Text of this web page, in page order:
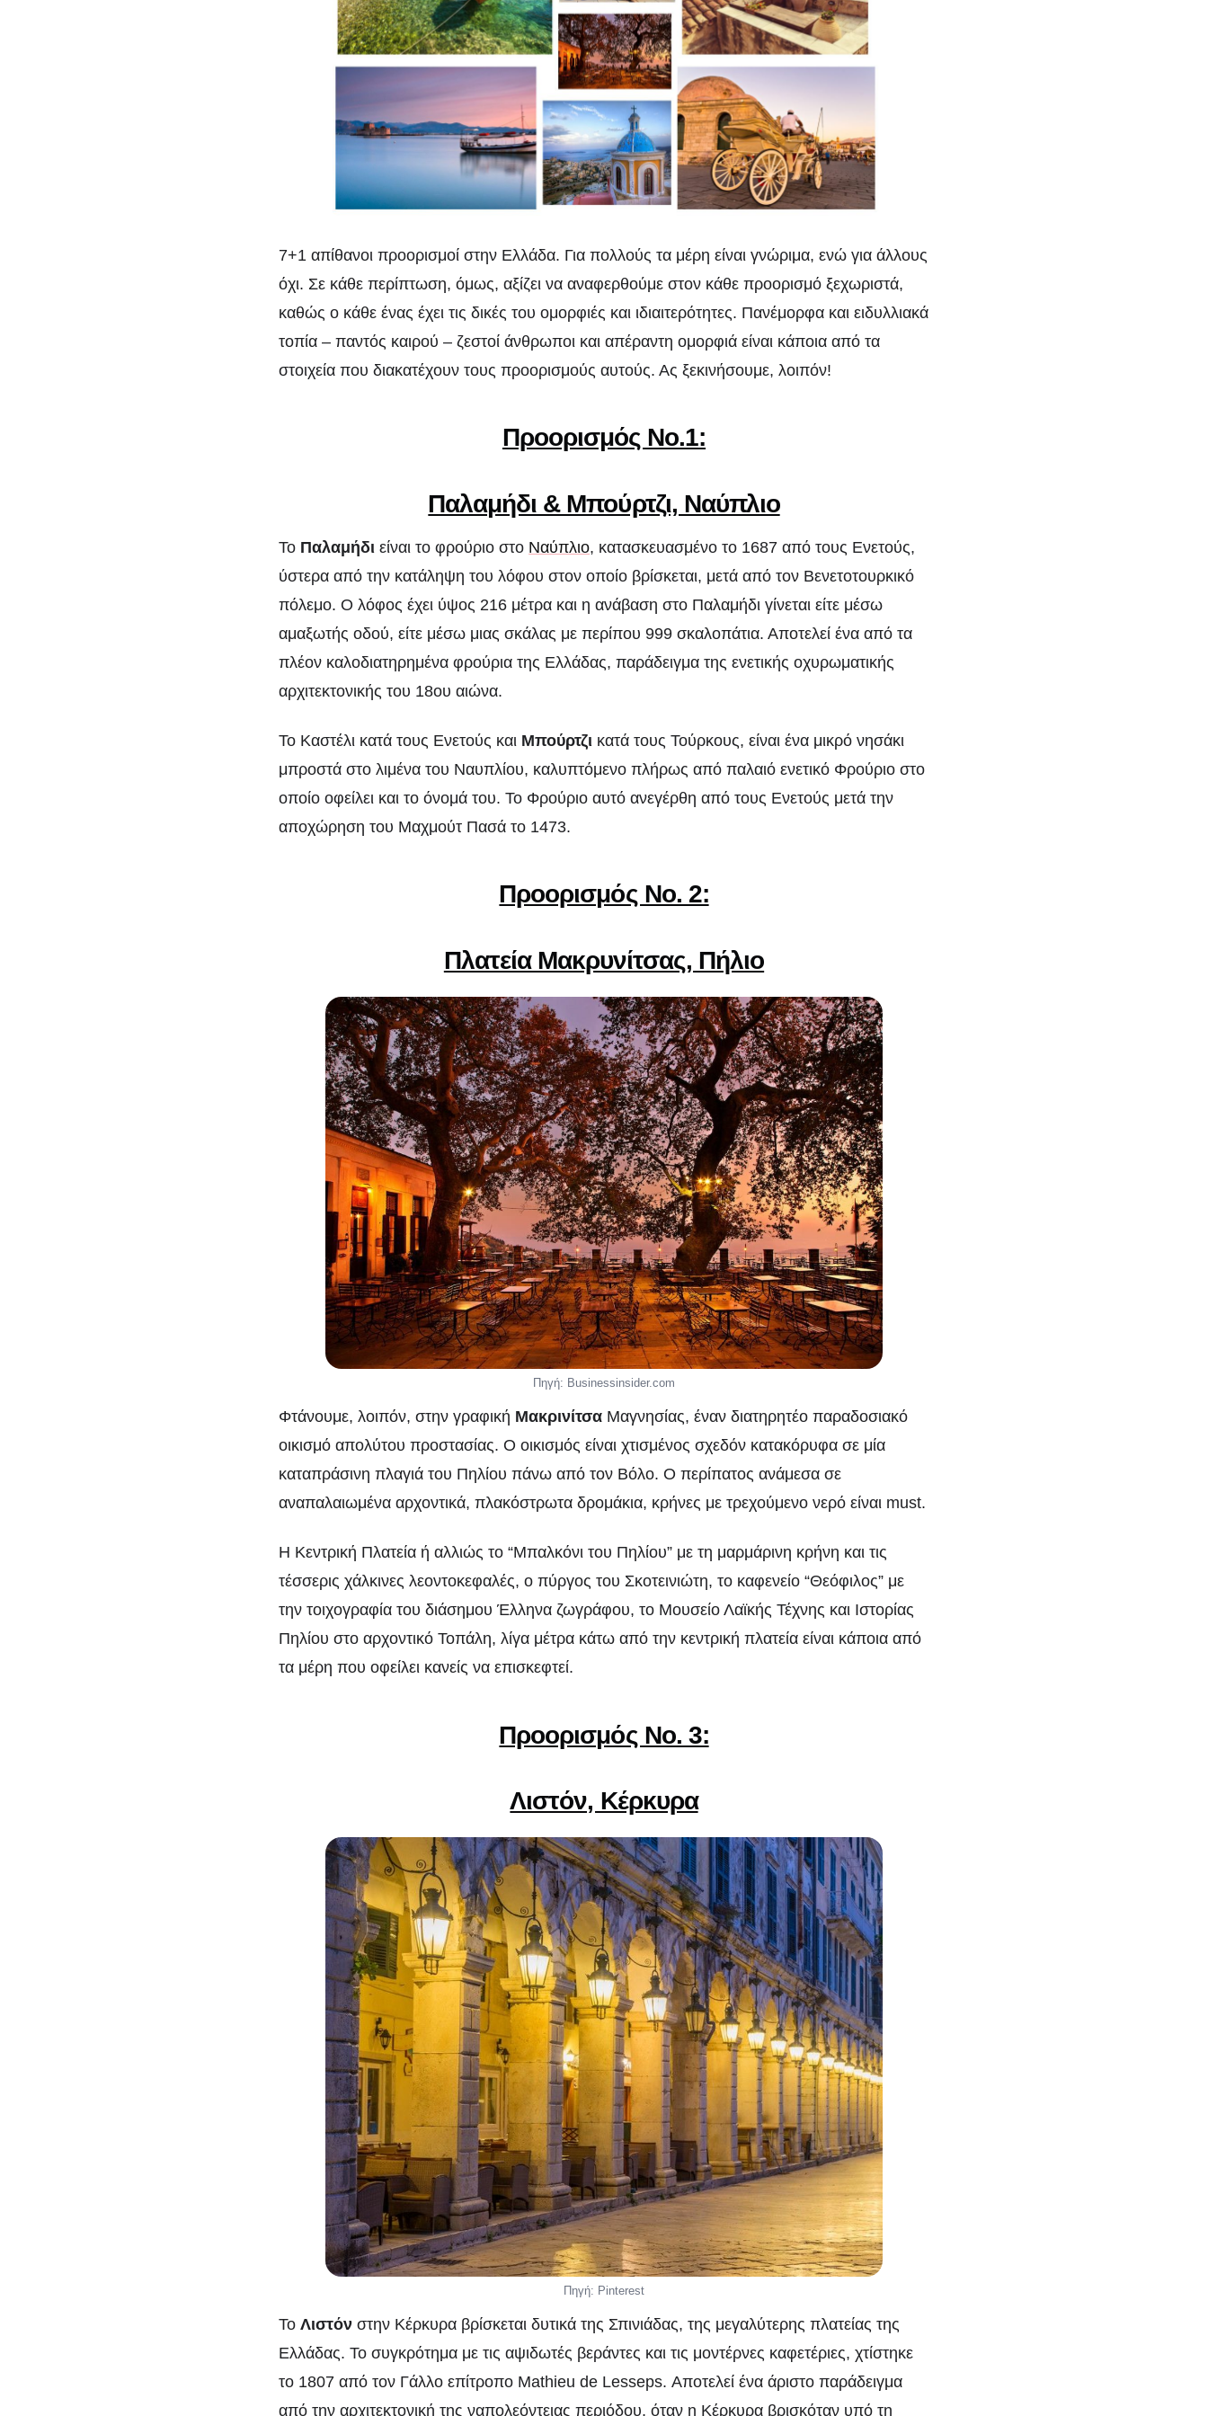
στην Ελλάδα
7+1 απίθανοι προορισμοί στην Ελλάδα. Για πολλούς τα μέρη είναι γνώριμα, ενώ για άλλους
όχι. Σε κάθε περίπτωση, όμως, αξίζει να αναφερθούμε στον κάθε προορισμό ξεχωριστά,
καθώς ο κάθε ένας έχει τις δικές του ομορφιές και ιδιαιτερότητες. Πανέμορφα και ειδυλλιακά
τοπία – παντός καιρού – ζεστοί άνθρωποι και απέραντη ομορφιά είναι κάποια από τα
στοιχεία που διακατέχουν τους προορισμούς αυτούς. Ας ξεκινήσουμε, λοιπόν!
Προορισμός Νο.1:
Παλαμήδι & Μπούρτζι, Ναύπλιο
Το Παλαμήδι είναι το φρούριο στο Ναύπλιο, κατασκευασμένο το 1687 από τους Ενετούς,
ύστερα από την κατάληψη του λόφου στον οποίο βρίσκεται, μετά από τον Βενετοτουρκικό
πόλεμο. Ο λόφος έχει ύψος 216 μέτρα και η ανάβαση στο Παλαμήδι γίνεται είτε μέσω
αμαξωτής οδού, είτε μέσω μιας σκάλας με περίπου 999 σκαλοπάτια. Αποτελεί ένα από τα
πλέον καλοδιατηρημένα φρούρια της Ελλάδας, παράδειγμα της ενετικής οχυρωματικής
αρχιτεκτονικής του 18ου αιώνα.
Το Καστέλι κατά τους Ενετούς και Μπούρτζι κατά τους Τούρκους, είναι ένα μικρό νησάκι
μπροστά στο λιμένα του Ναυπλίου, καλυπτόμενο πλήρως από παλαιό ενετικό Φρούριο στο
οποίο οφείλει και το όνομά του. Το Φρούριο αυτό ανεγέρθη από τους Ενετούς μετά την
αποχώρηση του Μαχμούτ Πασά το 1473.
Προορισμός Νο. 2:
Πλατεία Μακρυνίτσας, Πήλιο
Πηγή: Businessinsider.com
Φτάνουμε, λοιπόν, στην γραφική Μακρινίτσα Μαγνησίας, έναν διατηρητέο παραδοσιακό
οικισμό απολύτου προστασίας. Ο οικισμός είναι χτισμένος σχεδόν κατακόρυφα σε μία
καταπράσινη πλαγιά του Πηλίου πάνω από τον Βόλο. Ο περίπατος ανάμεσα σε
αναπαλαιωμένα αρχοντικά, πλακόστρωτα δρομάκια, κρήνες με τρεχούμενο νερό είναι must.
Η Κεντρική Πλατεία ή αλλιώς το “Μπαλκόνι του Πηλίου” με τη μαρμάρινη κρήνη και τις
τέσσερις χάλκινες λεοντοκεφαλές, ο πύργος του Σκοτεινιώτη, το καφενείο “Θεόφιλος” με
την τοιχογραφία του διάσημου Έλληνα ζωγράφου, το Μουσείο Λαϊκής Τέχνης και Ιστορίας
Πηλίου στο αρχοντικό Τοπάλη, λίγα μέτρα κάτω από την κεντρική πλατεία είναι κάποια από
τα μέρη που οφείλει κανείς να επισκεφτεί.
Προορισμός Νο. 3:
Λιστόν, Κέρκυρα
Πηγή: Pinterest
Το Λιστόν στην Κέρκυρα βρίσκεται δυτικά της Σπινιάδας, της μεγαλύτερης πλατείας της
Ελλάδας. Το συγκρότημα με τις αψιδωτές βεράντες και τις μοντέρνες καφετέριες, χτίστηκε
το 1807 από τον Γάλλο επίτροπο Mathieu de Lesseps. Αποτελεί ένα άριστο παράδειγμα
από την αρχιτεκτονική της ναπολεόντειας περιόδου, όταν η Κέρκυρα βρισκόταν υπό τη